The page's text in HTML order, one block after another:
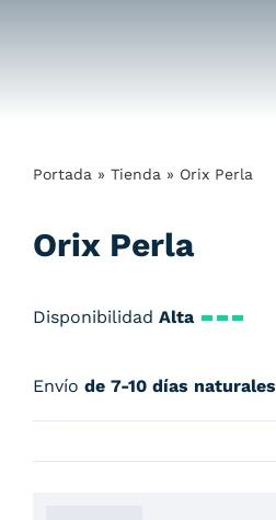
Portada » Tienda » Orix Perla
Orix Perla
Disponibilidad Alta
Envío de 7-10 días naturales